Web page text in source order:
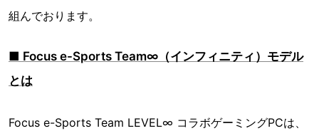
組んでおります。
■ Focus e-Sports Team∞（インフィニティ）モデル
とは
Focus e-Sports Team LEVEL∞ コラボゲーミングPCは、